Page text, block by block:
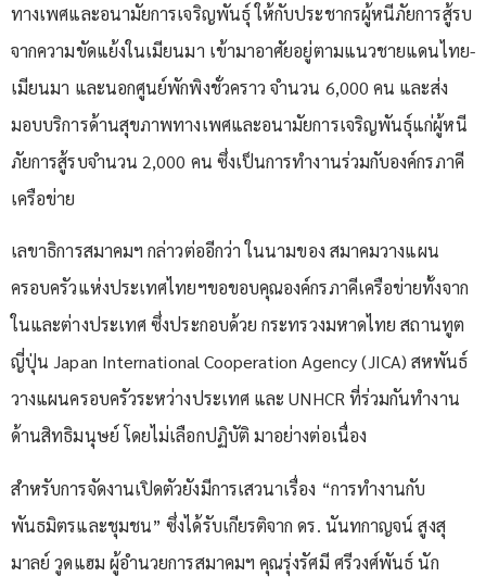
ทางเพศและอนามัยการเจริญพันธุ์ ให้กับประชากรผู้หนีภัยการสู้รบ
จากความขัดแย้งในเมียนมา เข้ามาอาศัยอยู่ตามแนวชายแดนไทย-
เมียนมา และนอกศูนย์พักพิงชั่วคราว จำนวน 6,000 คน และส่ง
มอบบริการด้านสุขภาพทางเพศและอนามัยการเจริญพันธุ์แก่ผู้หนี
ภัยการสู้รบจำนวน 2,000 คน ซึ่งเป็นการทำงานร่วมกับองค์กรภาคี
เครือข่าย
เลขาธิการสมาคมฯ กล่าวต่ออีกว่า ในนามของ สมาคมวางแผน
ครอบครัวแห่งประเทศไทยฯขอขอบคุณองค์กรภาคีเครือข่ายทั้งจาก
ในและต่างประเทศ ซึ่งประกอบด้วย กระทรวงมหาดไทย สถานทูต
ญี่ปุ่น Japan International Cooperation Agency (JICA) สหพันธ์
วางแผนครอบครัวระหว่างประเทศ และ UNHCR ที่ร่วมกันทำงาน
ด้านสิทธิมนุษย์ โดยไม่เลือกปฏิบัติ มาอย่างต่อเนื่อง
สำหรับการจัดงานเปิดตัวยังมีการเสวนาเรื่อง “การทำงานกับ
พันธมิตรและชุมชน” ซึ่งได้รับเกียรติจาก ดร. นันทกาญจน์ สูงสุ
มาลย์ วูดแฮม ผู้อำนวยการสมาคมฯ คุณรุ่งรัศมี ศรีวงศ์พันธ์ นัก